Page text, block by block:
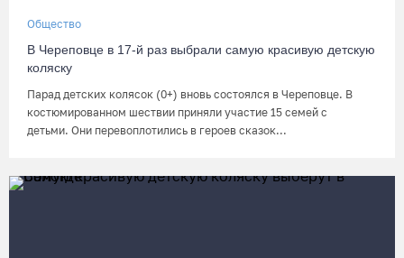
Общество
В Череповце в 17-й раз выбрали самую красивую детскую
коляску
Парад детских колясок (0+) вновь состоялся в Череповце. В
костюмированном шествии приняли участие 15 семей с
детьми. Они перевоплотились в героев сказок...